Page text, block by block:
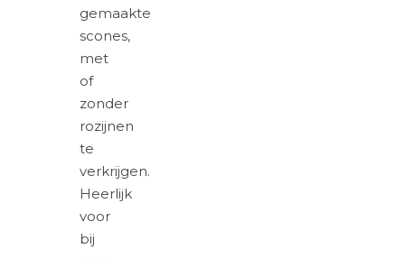
gemaakte
scones,
met
of
zonder
rozijnen
te
verkrijgen.
Heerlijk
voor
bij